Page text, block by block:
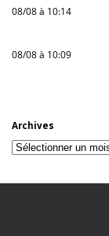
08/08 à 10:14
08/08 à 10:09
Archives
Archives